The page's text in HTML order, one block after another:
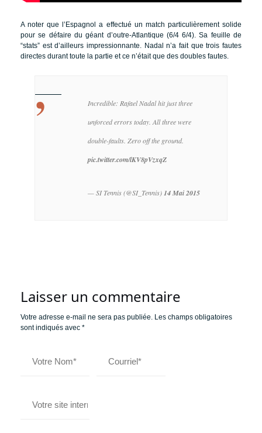
A noter que l’Espagnol a effectué un match particulièrement solide
pour se défaire du géant d’outre-Atlantique (6/4 6/4). Sa feuille de
“stats” est d’ailleurs impressionnante. Nadal n’a fait que trois fautes
directes durant toute la partie et ce n’était que des doubles fautes.
Incredible: Rafael Nadal hit just three
unforced errors today. All three were
double-faults. Zero off the ground.
pic.twitter.com/lKV8pVzxqZ
— SI Tennis (@SI_Tennis)14 Mai 2015
Laisser un commentaire
Votre adresse e-mail ne sera pas publiée. Les champs obligatoires
sont indiqués avec *